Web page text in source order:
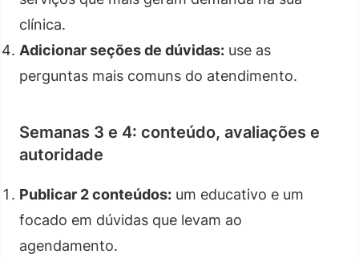
clínica.
Adicionar seções de dúvidas: use as
perguntas mais comuns do atendimento.
Semanas 3 e 4: conteúdo, avaliações e
autoridade
Publicar 2 conteúdos: um educativo e um
focado em dúvidas que levam ao
agendamento.